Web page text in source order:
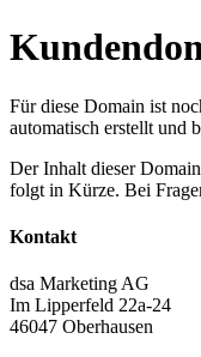
Für diese Domain ist
automatisch erstellt und
Der Inhalt dieser
folgt in Kürze. Bei
Kontakt
dsa Marketing AG
Im Lipperfeld 22a-24
46047 Oberhausen